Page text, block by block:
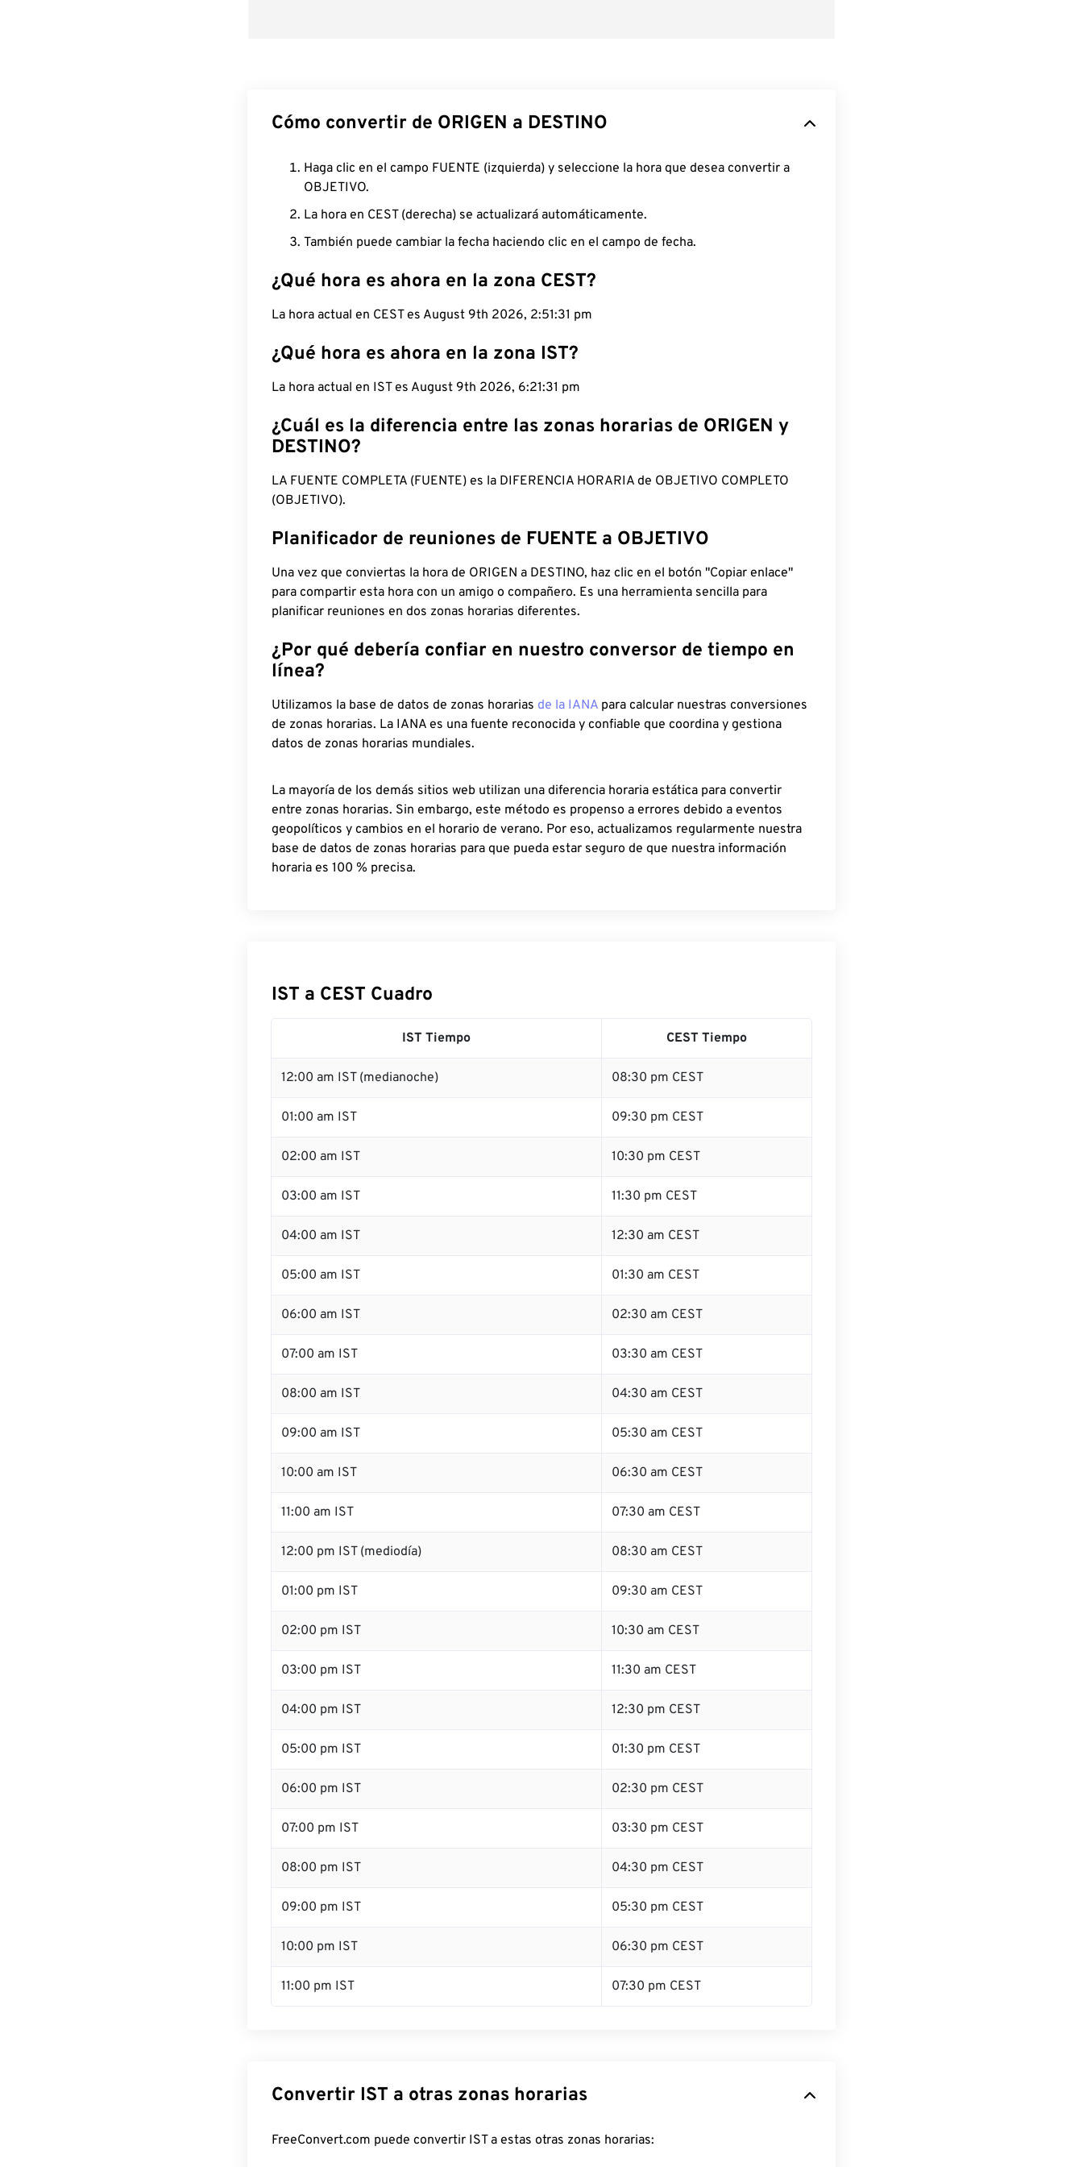
Cómo convertir de ORIGEN a DESTINO
Haga clic en el campo FUENTE (izquierda) y seleccione la hora que desea convertir a
OBJETIVO.
La hora en CEST (derecha) se actualizará automáticamente.
También puede cambiar la fecha haciendo clic en el campo de fecha.
¿Qué hora es ahora en la zona CEST?
La hora actual en CEST es August 9th 2026, 2:51:32 pm
¿Qué hora es ahora en la zona IST?
La hora actual en IST es August 9th 2026, 6:21:32 pm
¿Cuál es la diferencia entre las zonas horarias de ORIGEN y
DESTINO?
LA FUENTE COMPLETA (FUENTE) es la DIFERENCIA HORARIA de OBJETIVO COMPLETO
(OBJETIVO).
Planificador de reuniones de FUENTE a OBJETIVO
Una vez que conviertas la hora de ORIGEN a DESTINO, haz clic en el botón "Copiar enlace"
para compartir esta hora con un amigo o compañero. Es una herramienta sencilla para
planificar reuniones en dos zonas horarias diferentes.
¿Por qué debería confiar en nuestro conversor de tiempo en
línea?
Utilizamos la base de datos de zonas horarias de la IANA para calcular nuestras conversiones
de zonas horarias. La IANA es una fuente reconocida y confiable que coordina y gestiona
datos de zonas horarias mundiales.
La mayoría de los demás sitios web utilizan una diferencia horaria estática para convertir
entre zonas horarias. Sin embargo, este método es propenso a errores debido a eventos
geopolíticos y cambios en el horario de verano. Por eso, actualizamos regularmente nuestra
base de datos de zonas horarias para que pueda estar seguro de que nuestra información
horaria es 100 % precisa.
IST a CEST Cuadro
IST Tiempo CEST Tiempo
12:00 am IST (medianoche) 08:30 pm CEST
01:00 am IST 09:30 pm CEST
02:00 am IST 10:30 pm CEST
03:00 am IST 11:30 pm CEST
04:00 am IST 12:30 am CEST
05:00 am IST 01:30 am CEST
06:00 am IST 02:30 am CEST
07:00 am IST 03:30 am CEST
08:00 am IST 04:30 am CEST
09:00 am IST 05:30 am CEST
10:00 am IST 06:30 am CEST
11:00 am IST 07:30 am CEST
12:00 pm IST (mediodía) 08:30 am CEST
01:00 pm IST 09:30 am CEST
02:00 pm IST 10:30 am CEST
03:00 pm IST 11:30 am CEST
04:00 pm IST 12:30 pm CEST
05:00 pm IST 01:30 pm CEST
06:00 pm IST 02:30 pm CEST
07:00 pm IST 03:30 pm CEST
08:00 pm IST 04:30 pm CEST
09:00 pm IST 05:30 pm CEST
10:00 pm IST 06:30 pm CEST
11:00 pm IST 07:30 pm CEST
Convertir IST a otras zonas horarias
FreeConvert.com puede convertir IST a estas otras zonas horarias: